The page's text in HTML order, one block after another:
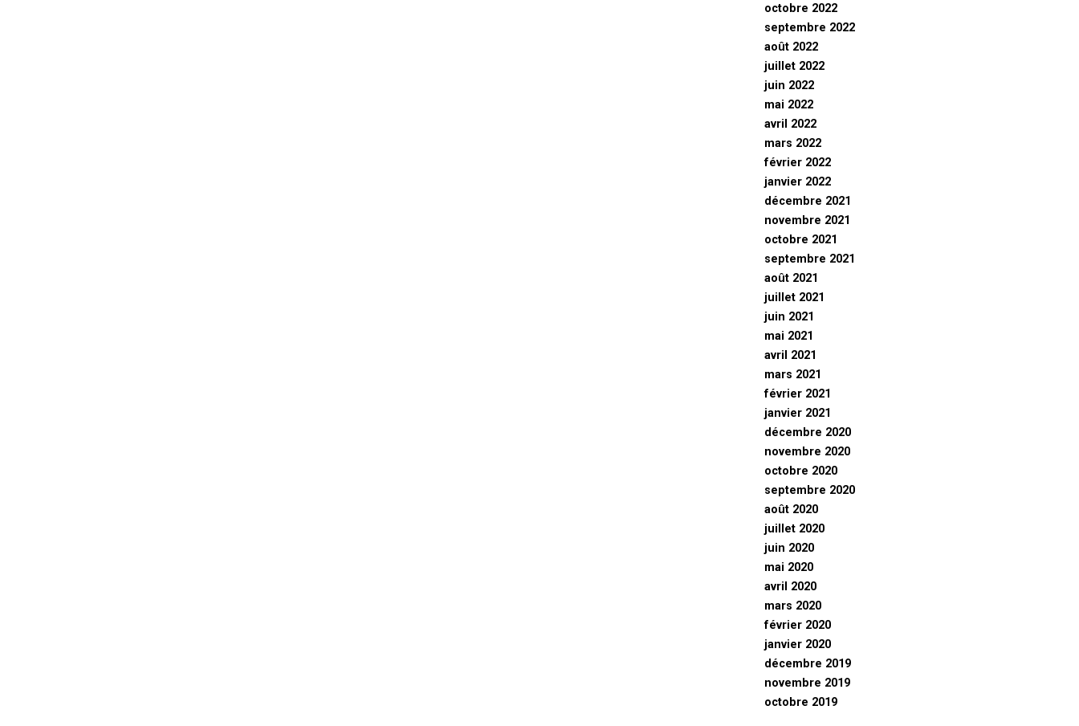
octobre 2022
septembre 2022
août 2022
juillet 2022
juin 2022
mai 2022
avril 2022
mars 2022
février 2022
janvier 2022
décembre 2021
novembre 2021
octobre 2021
septembre 2021
août 2021
juillet 2021
juin 2021
mai 2021
avril 2021
mars 2021
février 2021
janvier 2021
décembre 2020
novembre 2020
octobre 2020
septembre 2020
août 2020
juillet 2020
juin 2020
mai 2020
avril 2020
mars 2020
février 2020
janvier 2020
décembre 2019
novembre 2019
octobre 2019